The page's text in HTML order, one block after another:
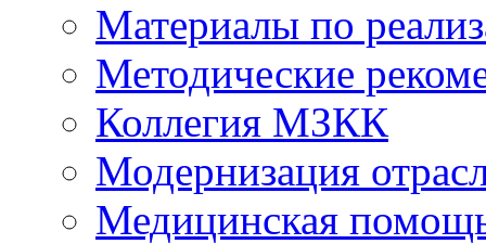
Материалы по
Методические
Коллегия МЗКК
Модернизация
Медицинская